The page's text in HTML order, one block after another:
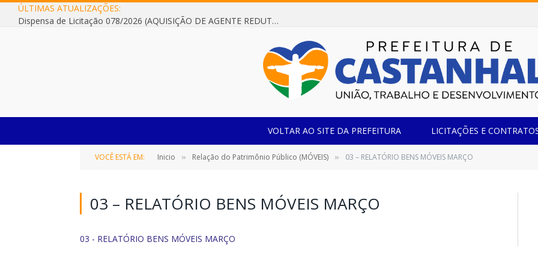
ÚLTIMAS ATUALIZAÇÕES:
Dispensa de Licitação 078/2026 (AQUISIÇÃO DE AGENTE REDUTOR LÍQUIDO AUTOMOTIVO – ARLA 32, PARA ATENDER A FROTA OFICIAL DE VEÍCULOS DA SECRETARIA MUNICIPAL DE EDUCAÇÃO DO MUNICÍPIO DE CASTANHAL/PA)
VOLTAR AO SITE DA PREFEITURA LICITAÇÕES E
VOCÊ ESTÁ EM: Inicio » Relação do Patrimônio Público (MÓVEIS) » 03 – RELATÓRIO BENS MÓVEIS MARÇO
03 – RELATÓRIO BENS MÓVEIS MARÇO
03 - RELATÓRIO BENS MÓVEIS MARÇO